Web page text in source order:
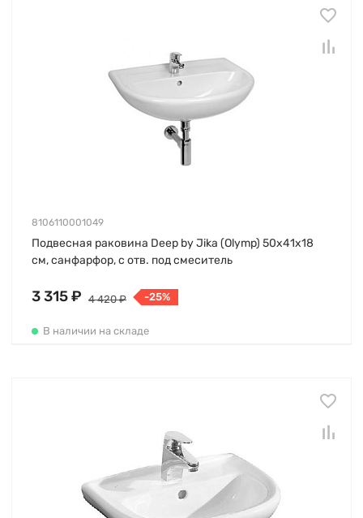
8106110001049
Подвесная раковина Deep by Jika (Olymp) 50х41х18
см, санфарфор, с отв. под смеситель
3 315 ₽ 4 420 ₽ -25%
В наличии на складе